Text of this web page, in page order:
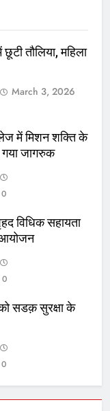
तौलिया, महिला
March 3, 2026
में मिशन शक्ति के
गया जागरुक
0
विधिक सहायता
आयोजन
0
को सडक़ सुरक्षा के
0